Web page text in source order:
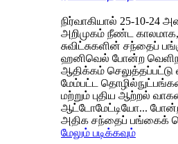
நிர்வாகியால் 25-10-24
அறிமுகம் நீண்ட
சுவிட்சுகளின் சந்தைப்
ஹனிவெல் போன்ற
ஆதிக்கம் செலுத்தப்பட்டு
மேம்பட்ட
மற்றும் புதிய ஆற்றல்
ஆட்டோமேட்டியோ...
அதிக சந்தைப்
மேலும் படிக்கவும்